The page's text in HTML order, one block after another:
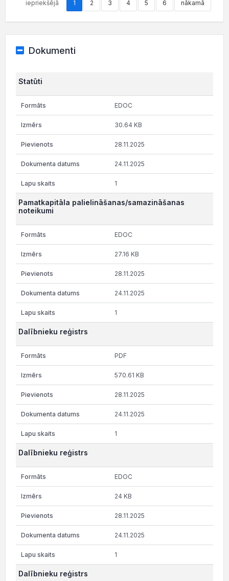
iepriekšējā 1 2 3 4 5 6 nākamā
Dokumenti
Statūti
EDOC
30.64 KB
28.11.2025
24.11.2025
1
Pamatkapitāla palielināšanas/samazināšanas
noteikumi
EDOC
27.16 KB
28.11.2025
24.11.2025
1
Dalībnieku reģistrs
PDF
570.61 KB
28.11.2025
24.11.2025
1
Dalībnieku reģistrs
EDOC
24 KB
28.11.2025
24.11.2025
1
Dalībnieku reģistrs